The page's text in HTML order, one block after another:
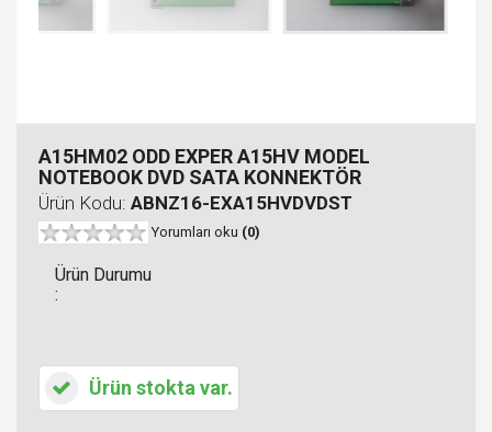
A15HM02 ODD EXPER A15HV MODEL
NOTEBOOK DVD SATA KONNEKTÖR
Ürün Kodu: ABNZ16-EXA15HVDVDST
Yorumları oku (0)
Ürün Durumu
:
Ürün stokta var.